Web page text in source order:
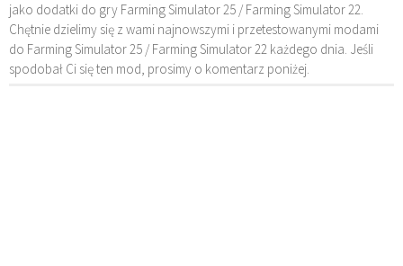
jako dodatki do gry Farming Simulator 25 / Farming Simulator 22.
Chętnie dzielimy się z wami najnowszymi i przetestowanymi modami
do Farming Simulator 25 / Farming Simulator 22 każdego dnia. Jeśli
spodobał Ci się ten mod, prosimy o komentarz poniżej.